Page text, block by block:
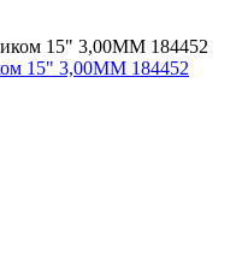
15" 3,00MM 184452